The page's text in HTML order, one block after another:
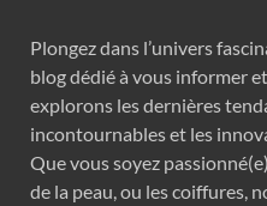
Plongez dans l’univers
blog dédié à vous informer
explorons les dernières
incontournables et les
Que vous soyez
de la peau, ou les coiffures,